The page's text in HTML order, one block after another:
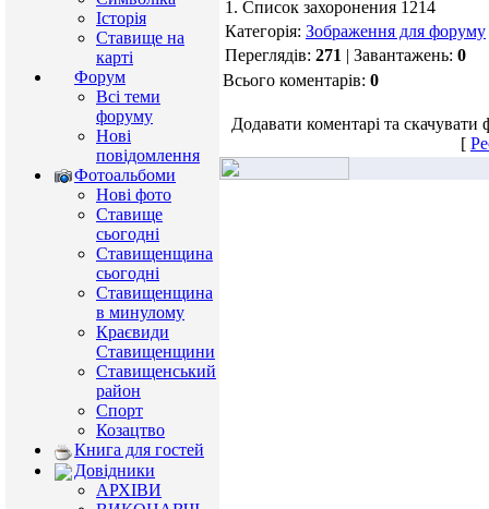
Історія
Ставище на
карті
Форум
Всі теми
форуму
Нові
повідомлення
Фотоальбоми
Нові фото
Ставище
сьогодні
Ставищенщина
сьогодні
Ставищенщина
в минулому
Краєвиди
Ставищенщини
Ставищенський
район
Спорт
Козацтво
Книга для гостей
Довідники
АРХІВИ
1. Список захоронения 1214
Категорія: Зображення для форуму
Переглядів: 271 | Завантажень: 0
Всього коментарів: 0
Додавати коментарі та
[